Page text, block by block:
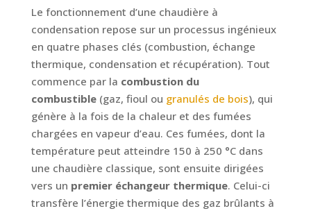
Le fonctionnement d’une chaudière à
condensation repose sur un processus ingénieux
en quatre phases clés (combustion, échange
thermique, condensation et récupération). Tout
commence par la combustion du
combustible(gaz, fioul ou granulés de bois), qui
génère à la fois de la chaleur et des fumées
chargées en vapeur d’eau. Ces fumées, dont la
température peut atteindre 150 à 250 °C dans
une chaudière classique, sont ensuite dirigées
vers un premier échangeur thermique. Celui-ci
transfère l’énergie thermique des gaz brûlants à